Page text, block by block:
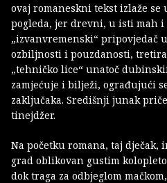
ovaj romaneskni tekst izlaže se
pogleda, jer drevni, u isti mah i
„izvanvremenski“ pripovjedač
ozbiljnosti i pouzdanosti,
„tehničko lice“ unatoč
zamjećuje i bilježi, ograđujući
zaključaka. Središnji junak
tinejdžer.
Na početku romana, taj dječak,
grad oblikovan gustim
dok traga za odbjeglom